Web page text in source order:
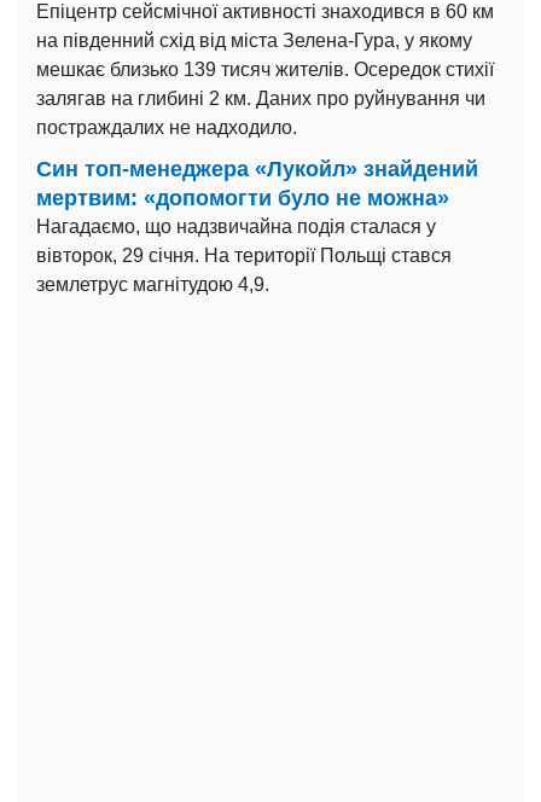
Епіцентр сейсмічної активності знаходився в 60 км
на південний схід від міста Зелена-Гура, у якому
мешкає близько 139 тисяч жителів. Осередок стихії
залягав на глибині 2 км. Даних про руйнування чи
постраждалих не надходило.
Син топ-менеджера «Лукойл» знайдений
мертвим: «допомогти було не можна»
Нагадаємо, що надзвичайна подія сталася у
вівторок, 29 січня. На території Польщі стався
землетрус магнітудою 4,9.